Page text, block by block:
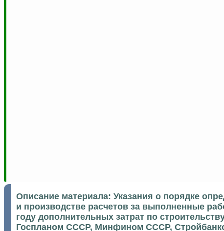
Описание материала: Указания о порядке
и производстве расчетов за выполненные
году дополнительных затрат по
Госпланом СССР, Минфином СССР,